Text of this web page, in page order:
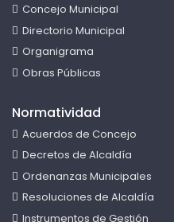
Concejo Municipal
Directorio Municipal
Organigrama
Obras Públicas
Normatividad
Acuerdos de Concejo
Decretos de Alcaldía
Ordenanzas Municipales
Resoluciones de Alcaldía
Instrumentos de Gestión